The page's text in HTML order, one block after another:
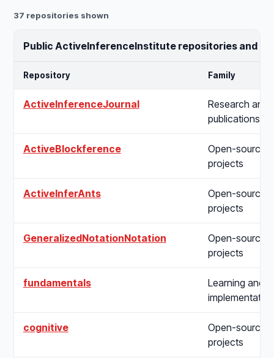
37 repositories shown
Public ActiveInferenceInstitute repositories and
Repository Family
ActiveInferenceJournal
Research and
publications
ActiveBlockference
Open-source
projects
ActiveInferAnts
Open-source
projects
GeneralizedNotationNotation
Open-source
projects
fundamentals
Learning and
cognitive
Open-source
projects